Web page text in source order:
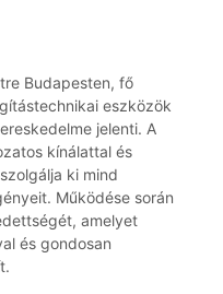
Budapesten, fő
eszközök
jelenti. A
kínálattal és
ki mind
Működése során
amelyet
és gondosan